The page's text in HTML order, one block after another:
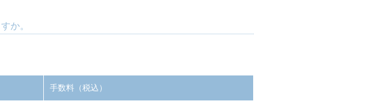
か。
手数料（税込）